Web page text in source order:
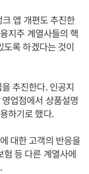
앱 개편도 추진한
지주 계열사들의 핵
도록 하겠다는 것이
추진한다. 인공지
업점에서 상품설명
하기로 했다.
대한 고객의 반응을
등 다른 계열사에